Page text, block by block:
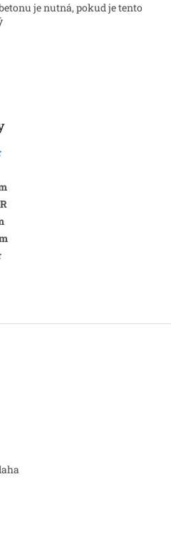
je nutná, pokud je tento